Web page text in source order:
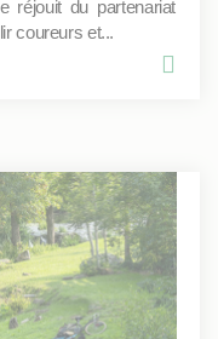
réjouit du partenariat
coureurs et...